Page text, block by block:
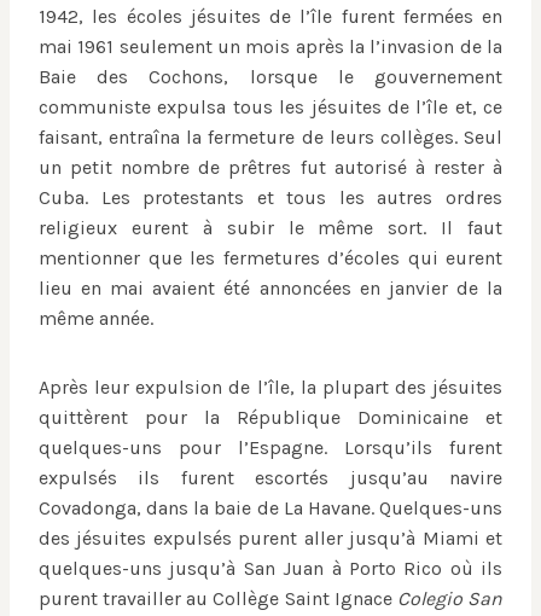
1942, les écoles jésuites de l’île furent fermées en
mai 1961 seulement un mois après la l’invasion de la
Baie des Cochons, lorsque le gouvernement
communiste expulsa tous les jésuites de l’île et, ce
faisant, entraîna la fermeture de leurs collèges. Seul
un petit nombre de prêtres fut autorisé à rester à
Cuba. Les protestants et tous les autres ordres
religieux eurent à subir le même sort. Il faut
mentionner que les fermetures d’écoles qui eurent
lieu en mai avaient été annoncées en janvier de la
même année.
Après leur expulsion de l’île, la plupart des jésuites
quittèrent pour la République Dominicaine et
quelques-uns pour l’Espagne. Lorsqu’ils furent
expulsés ils furent escortés jusqu’au navire
Covadonga, dans la baie de La Havane. Quelques-uns
des jésuites expulsés purent aller jusqu’à Miami et
quelques-uns jusqu’à San Juan à Porto Rico où ils
purent travailler au Collège Saint Ignace Colegio San